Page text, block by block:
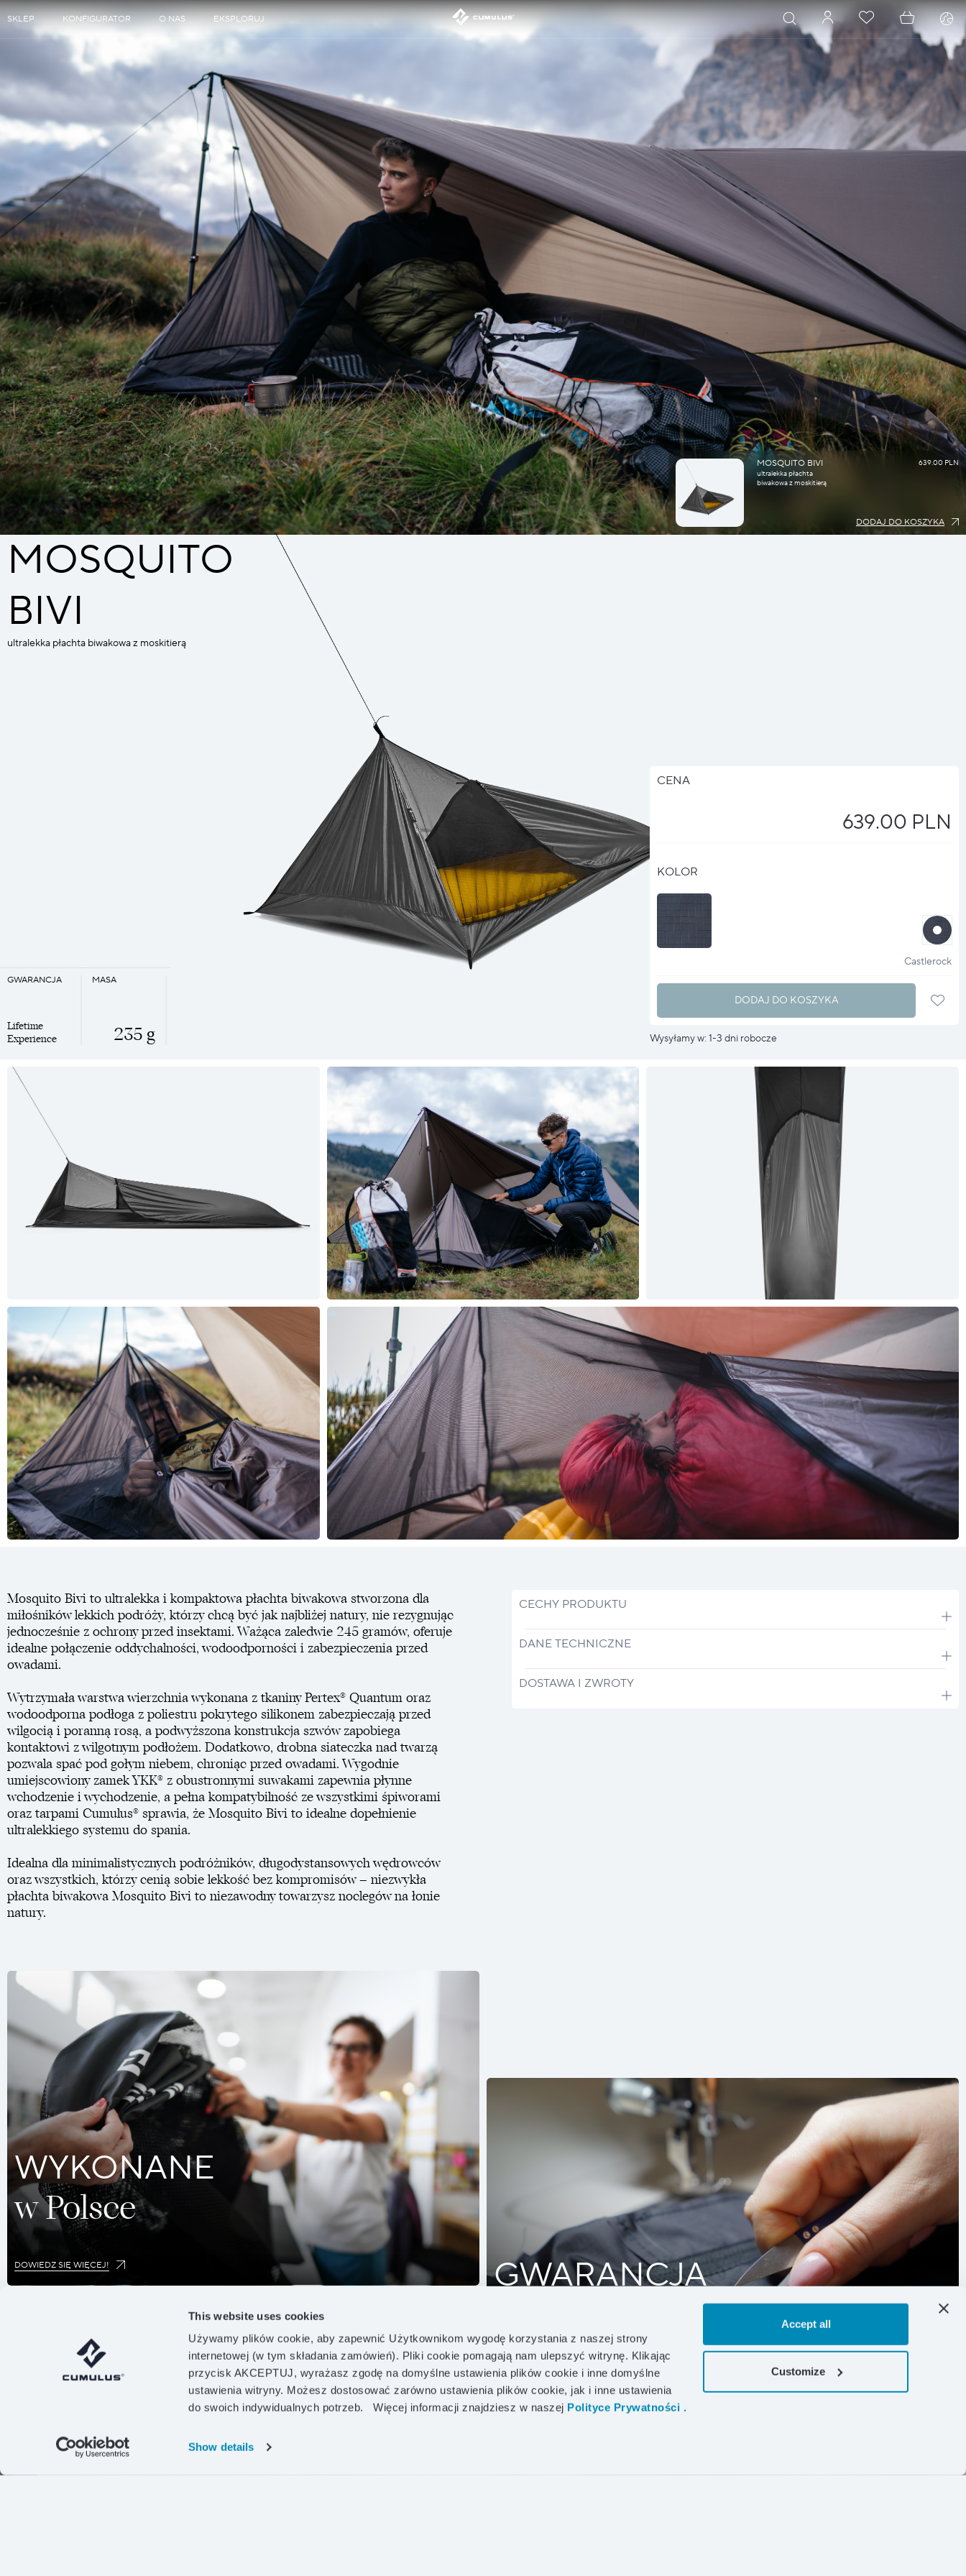
This website uses cookies
Używamy plików cookie, aby zapewnić Użytkownikom wygodę korzystania z naszej strony
internetowej (w tym składania zamówień). Pliki cookie pomagają nam ulepszyć witrynę. Klikając
przycisk AKCEPTUJ, wyrażasz zgodę na domyślne ustawienia plików cookie i inne domyślne
ustawienia witryny. Możesz dostosować zarówno ustawienia plików cookie, jak i inne ustawienia
do swoich indywidualnych potrzeb.
Więcej informacji znajdziesz w naszej Polityce Prywatności .
Show details
Accept all
Customize
SKLEP KONFIGURATOR O NAS EKSPLORUJ
MOSQUITO BIVI
ultralekka płachta
biwakowa z moskitierą
639.00 PLN
DODAJ DO KOSZYKA
MOSQUITO
BIVI
ultralekka płachta biwakowa z moskitierą
MASA
235 g
GWARANCJA
Lifetime
Experience
CENA
639.00 PLN
KOLOR
halo
?
Castlerock
DODAJ DO KOSZYKA
Wysyłamy w: 1-3 dni robocze
Mosquito Bivi to ultralekka i kompaktowa płachta biwakowa stworzona dla
miłośników lekkich podróży, którzy chcą być jak najbliżej natury, nie rezygnując
jednocześnie z ochrony przed insektami. Ważąca zaledwie 245 gramów, oferuje
idealne połączenie oddychalności, wodoodporności i zabezpieczenia przed
owadami.
Wytrzymała warstwa wierzchnia wykonana z tkaniny Pertex® Quantum oraz
wodoodporna podłoga z poliestru pokrytego silikonem zabezpieczają przed
wilgocią i poranną rosą, a podwyższona konstrukcja szwów zapobiega
kontaktowi z wilgotnym podłożem. Dodatkowo, drobna siateczka nad twarzą
pozwala spać pod gołym niebem, chroniąc przed owadami. Wygodnie
umiejscowiony zamek YKK® z obustronnymi suwakami zapewnia płynne
wchodzenie i wychodzenie, a pełna kompatybilność ze wszystkimi śpiworami
oraz tarpami Cumulus® sprawia, że Mosquito Bivi to idealne dopełnienie
ultralekkiego systemu do spania.
Idealna dla minimalistycznych podróżników, długodystansowych wędrowców
oraz wszystkich, którzy cenią sobie lekkość bez kompromisów – niezwykła
płachta biwakowa Mosquito Bivi to niezawodny towarzysz noclegów na łonie
natury.
CECHY PRODUKTU
DANE TECHNICZNE
DOSTAWA I ZWROTY
WYKONANE
w Polsce
DOWIEDZ SIĘ WIĘCEJ! GWARANCJA
Lifetime Experience
DOWIEDZ SIĘ WIĘCEJ!